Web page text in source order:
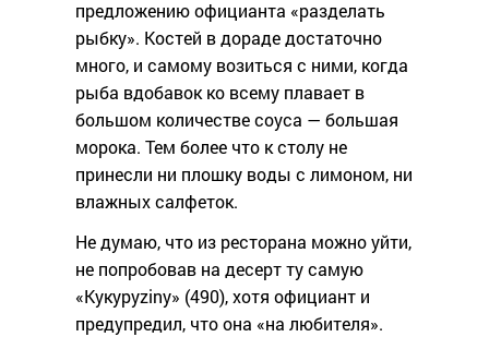
предложению официанта «разделать
рыбку». Костей в дораде достаточно
много, и самому возиться с ними, когда
рыба вдобавок ко всему плавает в
большом количестве соуса — большая
морока. Тем более что к столу не
принесли ни плошку воды с лимоном, ни
влажных салфеток.
Не думаю, что из ресторана можно уйти,
не попробовав на десерт ту самую
«Кукуруzinу» (490), хотя официант и
предупредил, что она «на любителя».